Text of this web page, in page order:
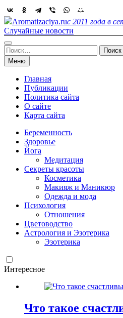
Skip
to
content
Aromatizaciya.ruс 2011 года в
Случайные новости
Найти:
Меню
Главная
Публикации
Политика сайта
О сайте
Карта сайта
Беременность
Здоровье
Йога
Медитация
Секреты красоты
Косметика
Макияж и Маникюр
Одежда и мода
Психология
Отношения
Цветоводство
Астрология и Эзотерика
Эзотерика
Интересное
Что такое